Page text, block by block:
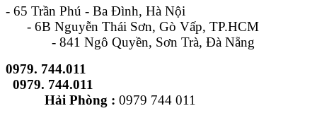
- 65 Trần Phú - Ba Đình, Hà Nội
- 6B Nguyễn Thái Sơn, Gò Vấp, TP.HCM
- 841 Ngô Quyền, Sơn Trà, Đà Nẵng
0979. 744.011
0979. 744.011
Hải Phòng : 0979 744 011